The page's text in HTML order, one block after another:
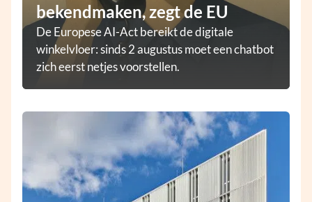
bekendmaken, zegt de EU
De Europese AI-Act bereikt de digitale
winkelvloer: sinds 2 augustus moet een chatbot
zich eerst netjes voorstellen.